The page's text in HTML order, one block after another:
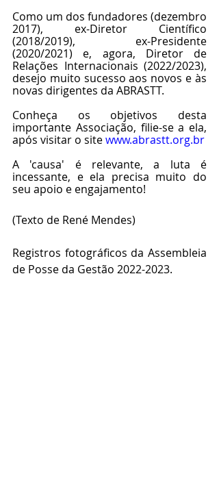
Como um dos fundadores (dezembro
2017), ex-Diretor Científico
(2018/2019), ex-Presidente
(2020/2021) e, agora, Diretor de
Relações Internacionais (2022/2023),
desejo muito sucesso aos novos e às
novas dirigentes da ABRASTT.
Conheça os objetivos desta
importante Associação, filie-se a ela,
após visitar o site www.abrastt.org.br
A 'causa' é relevante, a luta é
incessante, e ela precisa muito do
seu apoio e engajamento!
(Texto de René Mendes)
Registros fotográficos da Assembleia
de Posse da Gestão 2022-2023.